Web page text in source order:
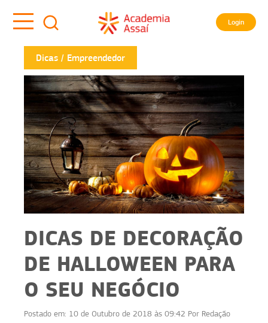
Login
Dicas Empreendedor
DICAS DE DECORAÇÃO
DE HALLOWEEN PARA
O SEU NEGÓCIO
Postado em: 10 de Outubro de 2018 às 09:42 Por Redação